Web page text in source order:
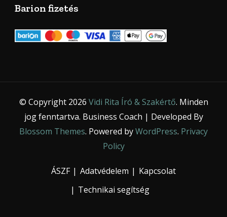
Barion fizetés
© Copyright 2026 Vidi Rita Író & Szakértő. Minden
jog fenntartva. Business Coach | Developed By
Blossom Themes. Powered byWordPress. Privacy
Policy
ÁSZF Adatvédelem
Kapcsolat
Technikai segítség